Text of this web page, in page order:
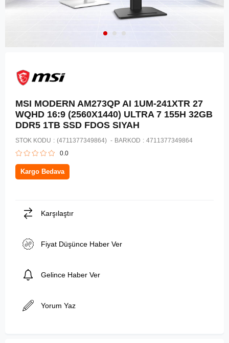
MSI MODERN AM273QP AI 1UM-241XTR 27
WQHD 16:9 (2560X1440) ULTRA 7 155H 32GB
DDR5 1TB SSD FDOS SIYAH
STOK KODU (4711377349864) BARKOD : 4711377349864
0.0
Kargo Bedava
Karşılaştır
Fiyat Düşünce Haber Ver
Gelince Haber Ver
Yorum Yaz